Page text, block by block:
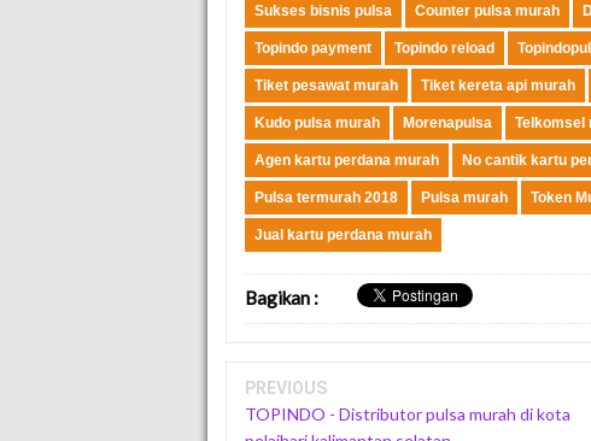
Sukses bisnis pulsa Counter pulsa murah
Topindo payment Topindo reload
Tiket pesawat murah Tiket kereta api murah
Kudo pulsa murah Morenapulsa Telkomsel
Agen kartu perdana murah No cantik kartu
Pulsa termurah 2018 Pulsa murah Token
Jual kartu perdana murah
Bagikan :
PREVIOUS
TOPINDO - Distributor pulsa murah di kota